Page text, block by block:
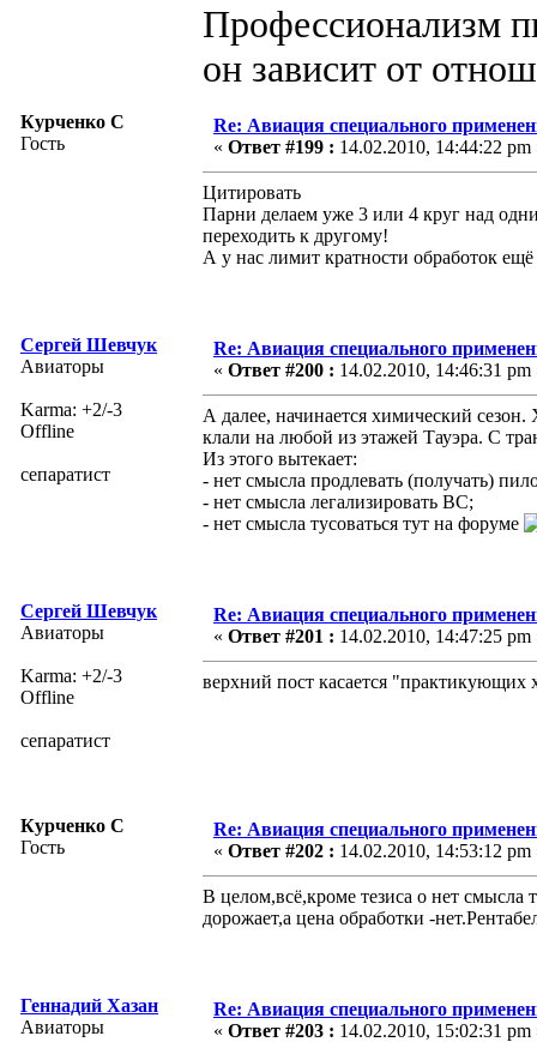
Профессионализм
он зависит от
Курченко С
Гость
Re: Авиация специального
« Ответ #199 : 14.02.2010, 14:44:22 pm
Цитировать
Парни делаем уже 3 или 4 круг над
переходить к другому!
А у нас лимит кратности обработок
Сергей Шевчук
Авиаторы
Karma: +2/-3
Offline
сепаратист
Re: Авиация специального
« Ответ #200 : 14.02.2010, 14:46:31 pm
А далее, начинается химический
клали на любой из этажей Тауэра. С
Из этого вытекает:
- нет смысла продлевать (получать)
- нет смысла легализировать ВС;
- нет смысла тусоваться тут на форуме
Сергей Шевчук
Авиаторы
Karma: +2/-3
Offline
сепаратист
Re: Авиация специального
« Ответ #201 : 14.02.2010, 14:47:25 pm
верхний пост касается "практикующих
Курченко С
Гость
Re: Авиация специального
« Ответ #202 : 14.02.2010, 14:53:12 pm
В целом,всё,кроме тезиса о нет смысла
дорожает,а цена обработки -
Геннадий Хазан
Авиаторы
Re: Авиация специального
« Ответ #203 : 14.02.2010, 15:02:31 pm